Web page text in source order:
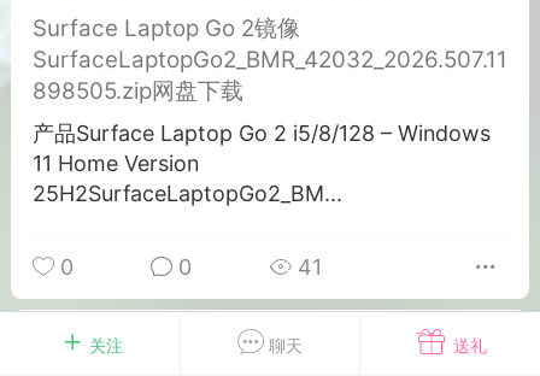
任务 排行
网络
VIP 7
Surface Laptop Go 2
Laptop Go 2镜像
网盘下载
Laptop Go 2 i5/8/128 – Windows
关注 聊天 送礼
Surface Laptop Go 2镜像
SurfaceLaptopGo2_BMR_42032_2026.507.11
898505.zip网盘下载
产品Surface Laptop Go 2 i5/8/128 – Windows
11 Home Version
25H2SurfaceLaptopGo2_BM...
0 0 41
艺优网络